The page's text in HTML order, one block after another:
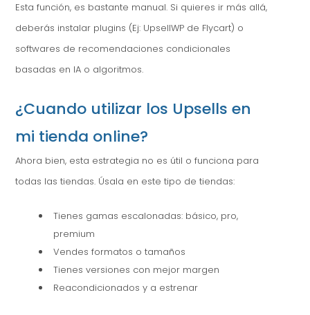
Esta función, es bastante manual. Si quieres ir más allá,
deberás instalar plugins (Ej: UpsellWP de Flycart) o
softwares de recomendaciones condicionales
basadas en IA o algoritmos.
¿Cuando utilizar los Upsells en
mi tienda online?
Ahora bien, esta estrategia no es útil o funciona para
todas las tiendas. Úsala en este tipo de tiendas:
Tienes gamas escalonadas: básico, pro,
premium
Vendes formatos o tamaños
Tienes versiones con mejor margen
Reacondicionados y a estrenar